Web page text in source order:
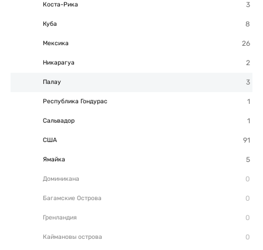
Коста-Рика
Куба
Мексика
Никарагуа
Палау
Республика Гондурас
Сальвадор
США
Ямайка
Доминикана
Багамские Острова
Гренландия
Каймановы острова